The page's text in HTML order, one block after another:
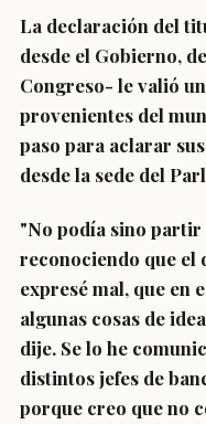
La declaración del
desde el Gobierno,
Congreso- le valió
provenientes del
paso para aclarar
desde la sede del
"No podía sino partir
reconociendo que el
expresé mal, que en
algunas cosas de
dije. Se lo he
distintos jefes de
porque creo que no